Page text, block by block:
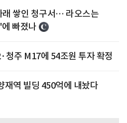
래 쌓인 청구서… 라오스는
빠졌나
청주 M17에 54조원 투자 확정
재역 빌딩 450억에 내놨다